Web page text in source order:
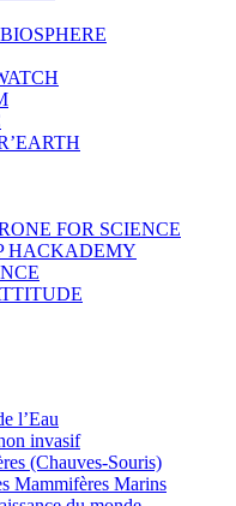
FOR SCIENCE
HACKADEMY
l’Eau
invasif
(Chauves-Souris)
Mammifères Marins